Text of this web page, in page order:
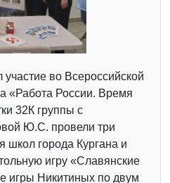
во Всероссийской
«Работа России. Время
32К группы с
Ю.С. провели три
школ города Кургана и
игру «Славянские
игры Никитиных по двум